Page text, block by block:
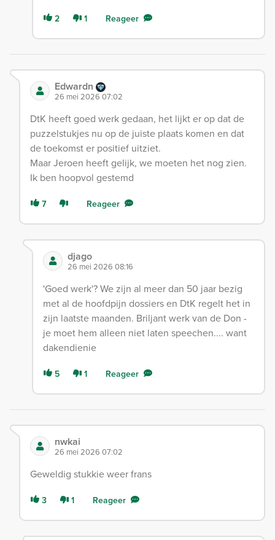
2 1 Reageer
Edwardn
26 mei 2026 07:02
DtK heeft goed werk gedaan, het lijkt er op dat de
puzzelstukjes nu op de juiste plaats komen en dat
de toekomst er positief uitziet.
Maar Jeroen heeft gelijk, we moeten het nog zien.
Ik ben hoopvol gestemd
7 Reageer
djago
26 mei 2026 08:16
'Goed werk'? We zijn al meer dan 50 jaar bezig
met al de hoofdpijn dossiers en DtK regelt het in
zijn laatste maanden. Briljant werk van de Don -
je moet hem alleen niet laten speechen.... want
dakendienie
5 1 Reageer
nwkai
26 mei 2026 07:02
Geweldig stukkie weer frans
3 1 Reageer